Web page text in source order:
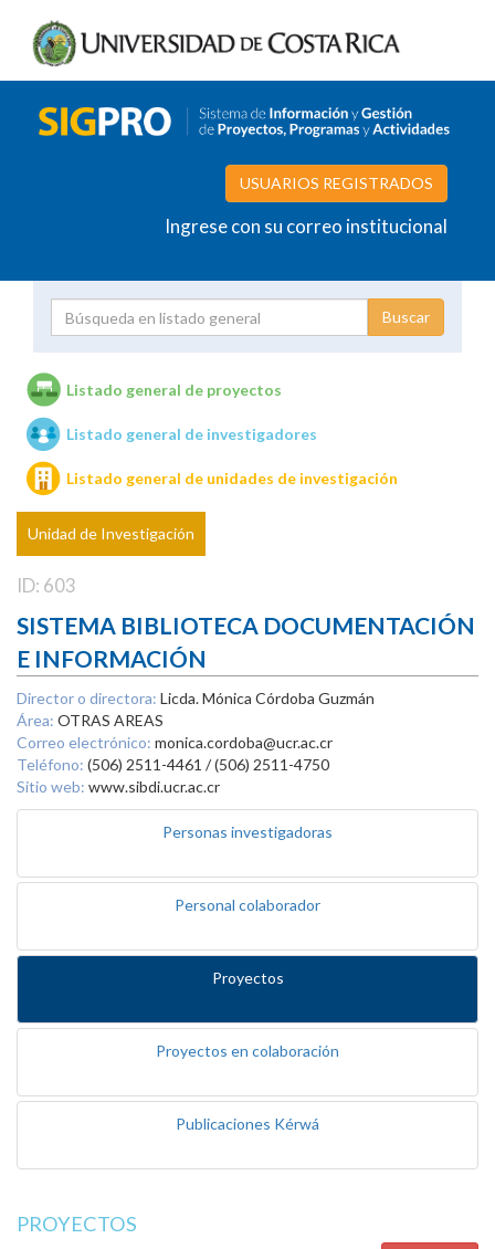
USUARIOS REGISTRADOS
Ingrese con su correo institucional
Unidades de investigación
Listado general de proyectos
Listado general de investigadores
Listado general de unidades de investigación
Unidad de Investigación
ID: 603
SISTEMA BIBLIOTECA DOCUMENTACIÓN
E INFORMACIÓN
Director o directora: Licda. Mónica Córdoba Guzmán
Área: OTRAS AREAS
Correo electrónico: monica.cordoba@ucr.ac.cr
Teléfono: (506) 2511-4461 / (506) 2511-4750
Sitio web: www.sibdi.ucr.ac.cr
Personas investigadoras
Personal colaborador
Proyectos
Proyectos en colaboración
Publicaciones Kérwá
PROYECTOS